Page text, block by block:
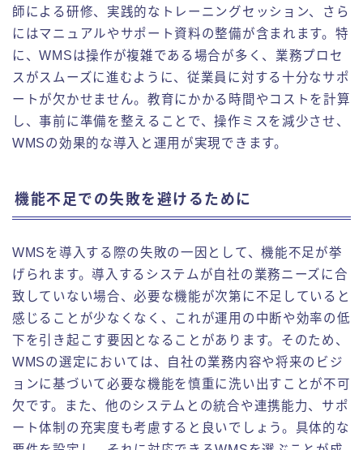
師による研修、実践的なトレーニングセッション、さら
にはマニュアルやサポート資料の整備が含まれます。特
に、WMSは操作が複雑である場合が多く、業務プロセ
スがスムーズに進むように、従業員に対する十分なサポ
ートが欠かせません。教育にかかる時間やコストを計算
し、事前に準備を整えることで、操作ミスを減少させ、
WMSの効果的な導入と運用が実現できます。
機能不足での失敗を避けるために
WMSを導入する際の失敗の一因として、機能不足が挙
げられます。導入するシステムが自社の業務ニーズに合
致していない場合、必要な機能が次第に不足していると
感じることが少なくなく、これが運用の中断や効率の低
下を引き起こす要因となることがあります。そのため、
WMSの選定においては、自社の業務内容や将来のビジ
ョンに基づいて必要な機能を慎重に洗い出すことが不可
欠です。また、他のシステムとの統合や連携能力、サポ
ート体制の充実度も考慮すると良いでしょう。具体的な